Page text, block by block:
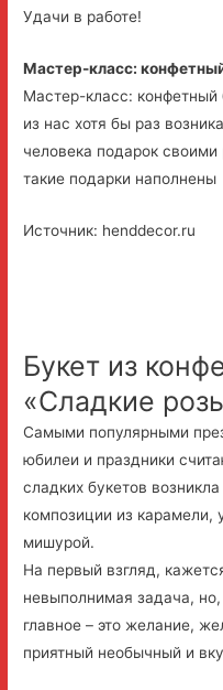
Удачи в работе!
Мастер-класс:
Мастер-класс: конфетный
из нас хотя бы раз
человека подарок
такие подарки наполнены
Источник: henddecor.ru
Букет из
«Сладкие
Самыми популярными
юбилеи и праздники
сладких букетов
композиции из карамели,
мишурой.
На первый взгляд,
невыполнимая задача,
главное – это желание,
приятный необычный и